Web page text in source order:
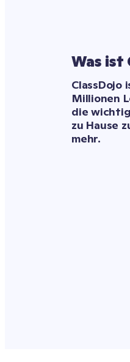
Was ist
ClassDojo
Millionen
die
zu Hause
mehr.